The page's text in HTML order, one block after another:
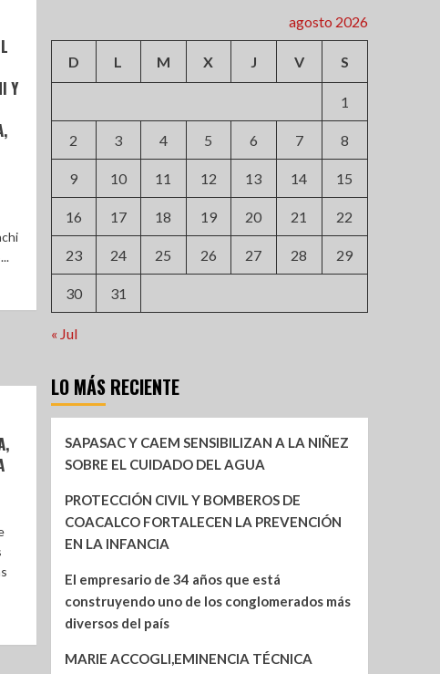
Y
agosto 2026
D L M X J V S
1
2 3 4 5 6 7 8
9 10 11 12 13 14 15
16 17 18 19 20 21 22
23 24 25 26 27 28 29
30 31
« Jul
LO MÁS RECIENTE
SAPASAC Y CAEM SENSIBILIZAN A LA NIÑEZ
SOBRE EL CUIDADO DEL AGUA
PROTECCIÓN CIVIL Y BOMBEROS DE
COACALCO FORTALECEN LA PREVENCIÓN
EN LA INFANCIA
El empresario de 34 años que está
construyendo uno de los conglomerados más
diversos del país
MARIE ACCOGLI,EMINENCIA TÉCNICA